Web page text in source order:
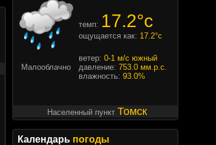
темп: 17.2°c
ощущается как: 17.2°c
Малооблачно
ветер: 0-1 м/с южный
давление: 753.0 мм.р.с.
влажность: 93.0%
Населенный пункт Томск
Календарь погоды